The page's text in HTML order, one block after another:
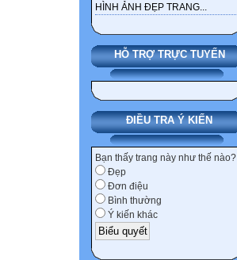
HÌNH ẢNH ĐẸP TRANG...
HỖ TRỢ TRỰC TUYẾN
ĐIỀU TRA Ý KIẾN
Bạn thấy trang này như thế nào?
Đẹp
Đơn điệu
Bình thường
Ý kiến khác